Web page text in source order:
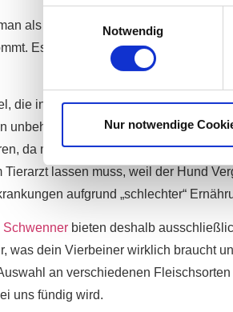
Notwendig
Nur notwendige
als Hundebesitzer nun hat, ist: Auf
Es reicht völlig aus, jene Firma zu
die in Deutschland produziert
unbehandelte Produkte kauft, um auf
da man hier definitiv am falschen
lassen muss, weil der Hund
aufgrund „schlechter“
Schwenner bieten deshalb
was dein Vierbeiner wirklich braucht
an verschiedenen
uns fündig wird.